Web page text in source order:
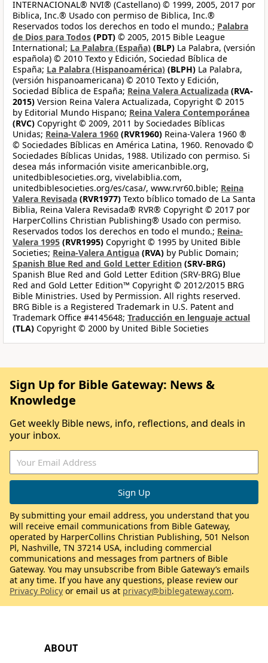
INTERNACIONAL® NVI® (Castellano) © 1999, 2005, 2017 por
Biblica, Inc.® Usado con permiso de Biblica, Inc.®
Reservados todos los derechos en todo el mundo.; Palabra
de Dios para Todos (PDT) © 2005, 2015 Bible League
International; La Palabra (España) (BLP) La Palabra, (versión
española) © 2010 Texto y Edición, Sociedad Bíblica de
España; La Palabra (Hispanoamérica) (BLPH) La Palabra,
(versión hispanoamericana) © 2010 Texto y Edición,
Sociedad Bíblica de España; Reina Valera Actualizada (RVA-
2015) Version Reina Valera Actualizada, Copyright © 2015
by Editorial Mundo Hispano; Reina Valera Contemporánea
(RVC) Copyright © 2009, 2011 by Sociedades Bíblicas
Unidas; Reina-Valera 1960 (RVR1960) Reina-Valera 1960 ®
© Sociedades Bíblicas en América Latina, 1960. Renovado ©
Sociedades Bíblicas Unidas, 1988. Utilizado con permiso. Si
desea más información visite americanbible.org,
unitedbiblesocieties.org, vivelabiblia.com,
unitedbiblesocieties.org/es/casa/, www.rvr60.bible; Reina
Valera Revisada (RVR1977) Texto bíblico tomado de La Santa
Biblia, Reina Valera Revisada® RVR® Copyright © 2017 por
HarperCollins Christian Publishing® Usado con permiso.
Reservados todos los derechos en todo el mundo.; Reina-
Valera 1995 (RVR1995) Copyright © 1995 by United Bible
Societies; Reina-Valera Antigua (RVA) by Public Domain;
Spanish Blue Red and Gold Letter Edition (SRV-BRG)
Spanish Blue Red and Gold Letter Edition (SRV-BRG) Blue
Red and Gold Letter Edition™ Copyright © 2012/2015 BRG
Bible Ministries. Used by Permission. All rights reserved.
BRG Bible is a Registered Trademark in U.S. Patent and
Trademark Office #4145648; Traducción en lenguaje actual
(TLA) Copyright © 2000 by United Bible Societies
ABOUT
Sign Up for Bible Gateway: News &
Knowledge
Get weekly Bible news, info, reflections, and deals in
your inbox.
By submitting your email address, you understand that you
will receive email communications from Bible Gateway,
operated by HarperCollins Christian Publishing, 501 Nelson
Pl, Nashville, TN 37214 USA, including commercial
communications and messages from partners of Bible
Gateway. You may unsubscribe from Bible Gateway’s emails
at any time. If you have any questions, please review our
Privacy Policy or email us at privacy@biblegateway.com.